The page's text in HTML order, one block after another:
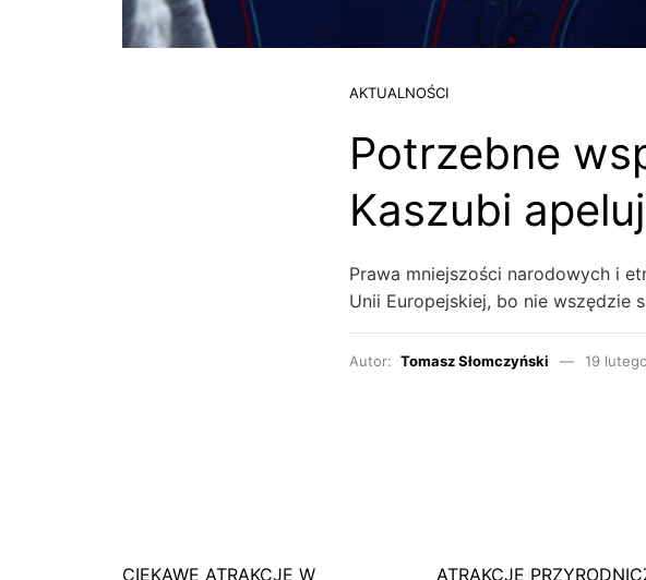
AKTUALNOŚCI
Potrzebne
Kaszubi
Prawa mniejszości narodowych i
Unii Europejskiej, bo nie wszędzie
Autor: Tomasz Słomczyński 19
CIEKAWE ATRAKCJE W
ATRAKCJE